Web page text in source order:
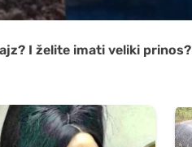
I želite imati veliki prinos?